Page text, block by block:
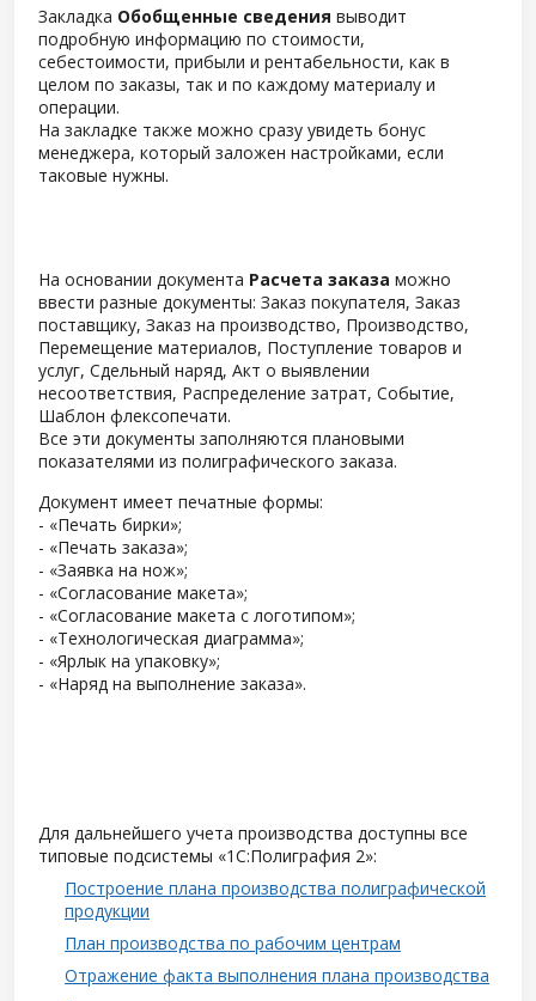
Закладка Обобщенные сведения выводит
подробную информацию по стоимости,
себестоимости, прибыли и рентабельности, как в
целом по заказы, так и по каждому материалу и
операции.
На закладке также можно сразу увидеть бонус
менеджера, который заложен настройками, если
таковые нужны.
На основании документа Расчета заказа можно
ввести разные документы: Заказ покупателя, Заказ
поставщику, Заказ на производство, Производство,
Перемещение материалов, Поступление товаров и
услуг, Сдельный наряд, Акт о выявлении
несоответствия, Распределение затрат, Событие,
Шаблон флексопечати.
Все эти документы заполняются плановыми
показателями из полиграфического заказа.
Документ имеет печатные формы:
- «Печать бирки»;
- «Печать заказа»;
- «Заявка на нож»;
- «Согласование макета»;
- «Согласование макета с логотипом»;
- «Технологическая диаграмма»;
- «Ярлык на упаковку»;
- «Наряд на выполнение заказа».
Для дальнейшего учета производства доступны все
типовые подсистемы «1С:Полиграфия 2»:
Построение плана производства полиграфической
продукции
План производства по рабочим центрам
Отражение факта выполнения плана производства